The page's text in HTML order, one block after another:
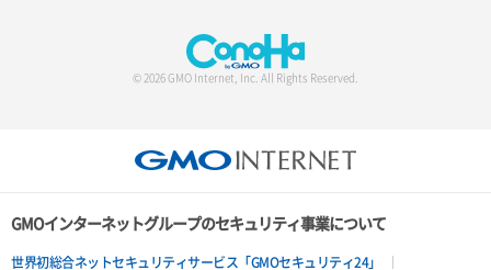
イメージ詳細一覧取得（nova）
キーペア一覧取得
キーペア詳細取得
セキュリティグループ追加
ネットワーク削除（ローカルネットワーク）
ネットワーク詳細取得
ネットワーク追加（ローカルネットワーク）
© 2026 GMO Internet, Inc. All Rights Reserved.
GMOインターネットグループのセキュリティ事業について
世界初総合ネットセキュリティサービス「GMOセキュリティ24」